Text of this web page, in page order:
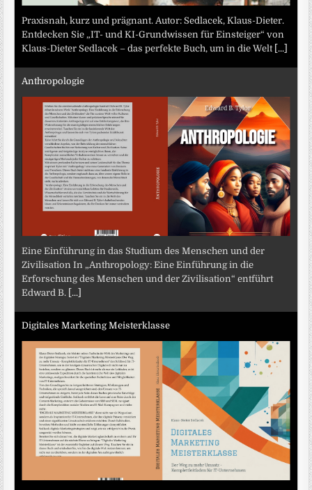
Praxisnah, kurz und prägnant. Autor: Sedlacek, Klaus-Dieter.
Entdecken Sie „IT- und KI-Grundwissen für Einsteiger“ von
Klaus-Dieter Sedlacek – das perfekte Buch, um in die Welt [...]
Anthropologie
Eine Einführung in das Studium des Menschen und der
Zivilisation In „Anthropology: Eine Einführung in die
Erforschung des Menschen und der Zivilisation“ entführt
Edward B. [...]
Digitales Marketing Meisterklasse